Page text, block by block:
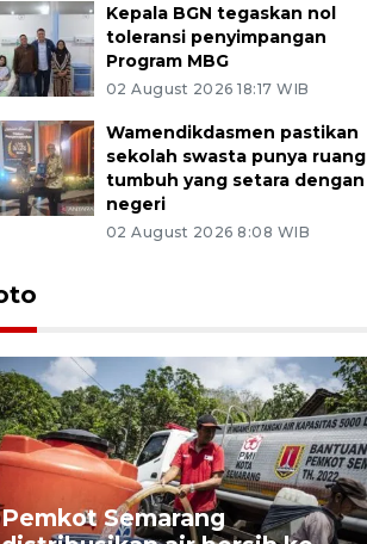
Kepala BGN tegaskan nol
toleransi penyimpangan
Program MBG
02 August 2026 18:17 WIB
Wamendikdasmen pastikan
sekolah swasta punya ruang
tumbuh yang setara dengan
negeri
02 August 2026 8:08 WIB
Pemkot Semarang